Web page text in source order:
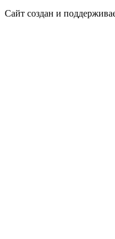
Сайт создан и